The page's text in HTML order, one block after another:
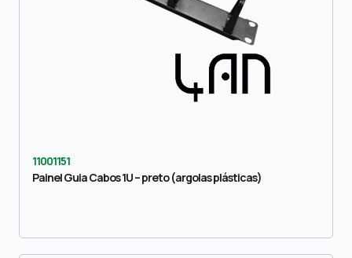
11001151
Painel Guia Cabos 1U – preto (argolas plásticas)